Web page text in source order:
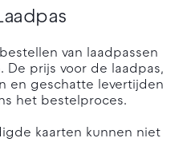
van laadpassen
De prijs voor de laadpas,
en geschatte levertijden
het bestelproces.
kaarten kunnen niet